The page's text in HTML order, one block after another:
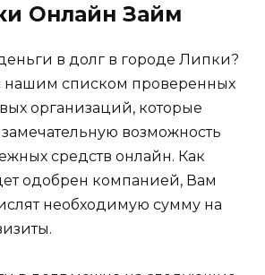
Онлайн Займ
в долг в городе Липки?
нашим списком проверенных
организаций, которые
возможность
средств онлайн. Как
одобрен компанией, Вам
необходимую сумму на